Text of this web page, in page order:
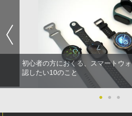
初心者の方におくる、スマートウ
認したい10のこと
● ● ●